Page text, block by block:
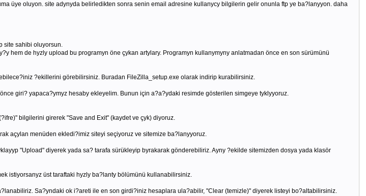
üye oluyon. site adynyda belirledikten sonra senin email adresine kullanycy bilgilerin gelir onunla ftp ye ba?lanyyon. daha
site sahibi oluyorsun.
hem de hyzly upload bu programyn öne çykan artylary. Programyn kullanymyny anlatmadan önce en son sürümünü
?ekillerini görebilirsiniz. Buradan FileZilla_setup.exe olarak indirip kurabilirsiniz.
giri? yapaca?ymyz hesaby ekleyelim. Bunun için a?a?ydaki resimde gösterilen simgeye tyklyyoruz.
bilgilerini girerek "Save and Exit" (kaydet ve çyk) diyoruz.
açylan menüden ekledi?imiz siteyi seçiyoruz ve sitemize ba?lanyyoruz.
"Upload" diyerek yada sa? tarafa sürükleyip byrakarak gönderebiliriz. Ayny ?ekilde sitemizden dosya yada klasör
istiyorsanyz üst taraftaki hyzly ba?lanty bölümünü kullanabilirsiniz.
Sa?yndaki ok i?areti ile en son girdi?iniz hesaplara ula?abilir, "Clear (temizle)" diyerek listeyi bo?altabilirsiniz.